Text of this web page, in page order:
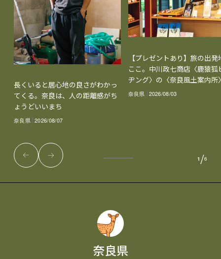
奈良県
長くいると居心地の良さがわかっ
てくる。奈良は、人の距離感がち
ょうどいいまち
奈良県 2026/08/07
【プレゼントあり】旅の出発
ここ。中川政七商店〈鹿猿狐
ヂング〉の〈奈良風土案内所
奈良県 2026/08/03
1 /6